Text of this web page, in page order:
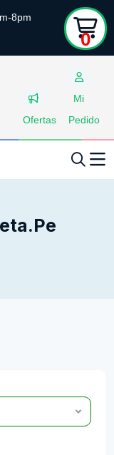
8pm
Ofertas
Mi
Pedido
0